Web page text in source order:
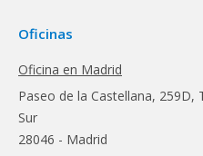
Oficinas
Oficina en Madrid
Paseo de la Castellana, 259D,
Sur
28046 - Madrid